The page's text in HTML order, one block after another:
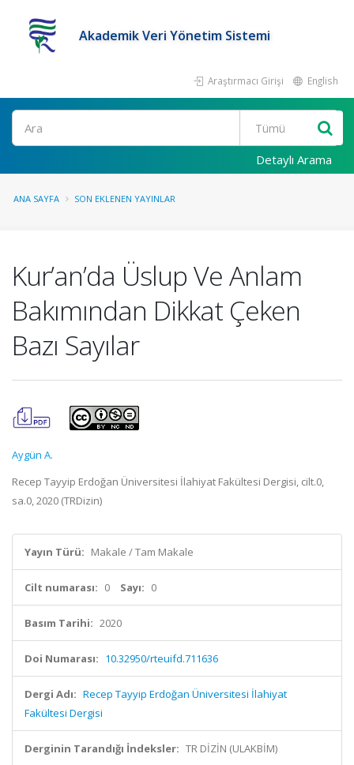
Akademik Veri Yönetim Sistemi
Araştırmacı Girişi English
Ara
Detaylı Arama
ANA SAYFA SON EKLENEN YAYINLAR
Kur’an’da Üslup Ve Anlam
Bakımından Dikkat Çeken
Bazı Sayılar
Aygün A.
Recep Tayyip Erdoğan Üniversitesi İlahiyat Fakültesi Dergisi, cilt.0,
sa.0, 2020 (TRDizin)
Yayın Türü: Makale / Tam Makale
Cilt numarası: 0 Sayı: 0
Basım Tarihi: 2020
Doi Numarası: 10.32950/rteuifd.711636
Dergi Adı: Recep Tayyip Erdoğan Üniversitesi İlahiyat
Fakültesi Dergisi
Derginin Tarandığı İndeksler: TR DİZİN (ULAKBİM)